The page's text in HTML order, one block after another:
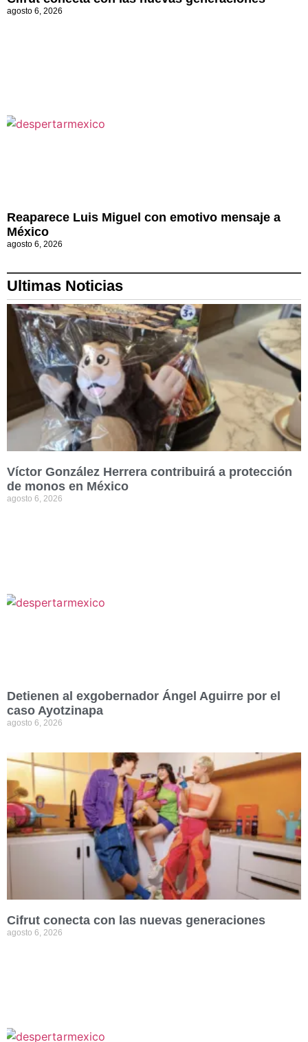
agosto 6, 2026
Reaparece Luis Miguel con emotivo mensaje a
México
agosto 6, 2026
Ultimas Noticias
Víctor González Herrera contribuirá a protección
de monos en México
agosto 6, 2026
Detienen al exgobernador Ángel Aguirre por el
caso Ayotzinapa
agosto 6, 2026
Cifrut conecta con las nuevas generaciones
agosto 6, 2026